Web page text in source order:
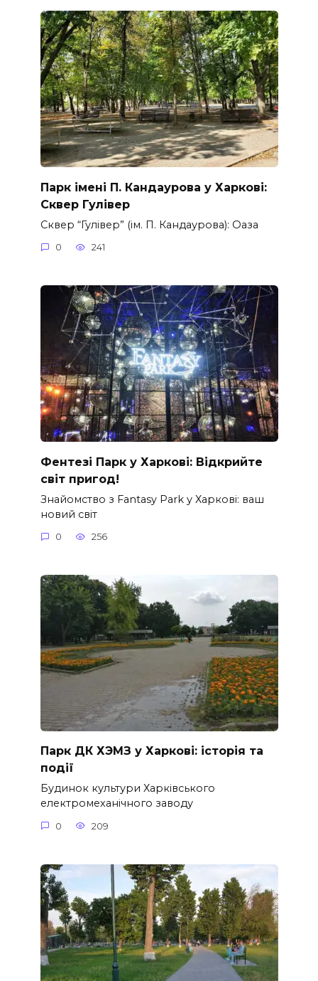
Парк імені П. Кандаурова у Харкові:
Сквер Гулівер
Сквер “Гулівер” (ім. П. Кандаурова): Оаза
0 241
Фентезі Парк у Харкові: Відкрийте
світ пригод!
Знайомство з Fantasy Park у Харкові: ваш
новий світ
0 256
Парк ДК ХЭМЗ у Харкові: історія та
події
Будинок культури Харківського
електромеханічного заводу
0 209